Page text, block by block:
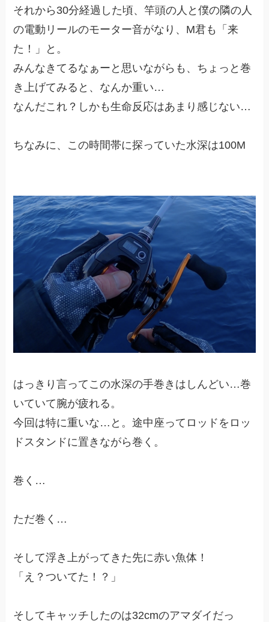
それから30分経過した頃、竿頭の人と僕の隣の人
の電動リールのモーター音がなり、M君も「来
た！」と。
みんなきてるなぁーと思いながらも、ちょっと巻
き上げてみると、なんか重い…
なんだこれ？しかも生命反応はあまり感じない…
ちなみに、この時間帯に探っていた水深は100M
はっきり言ってこの水深の手巻きはしんどい…巻
いていて腕が疲れる。
今回は特に重いな…と。途中座ってロッドをロッ
ドスタンドに置きながら巻く。
巻く…
ただ巻く…
そして浮き上がってきた先に赤い魚体！
「え？ついてた！？」
そしてキャッチしたのは32cmのアマダイだっ